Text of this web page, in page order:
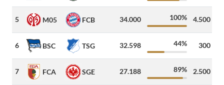
5 M05 FCB 34.000 100% 4.500
6 BSC TSG 32.598 44% 300
7 FCA SGE 27.188 89% 2.500